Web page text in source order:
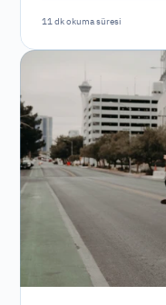
11 dk okuma süresi